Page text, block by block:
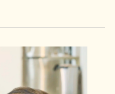
及費用，讓飼主們
療方式，幫助毛小
的活動力及生活品